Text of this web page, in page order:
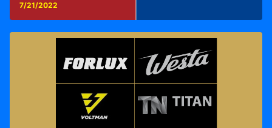
7/21/2022